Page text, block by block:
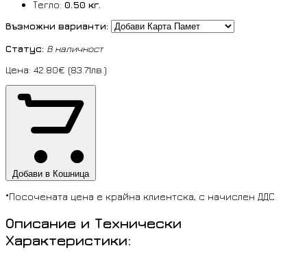
Тегло: 0.50 кг.
Възможни варианти:
Статус: В наличност
Цена: 42.80€ (83.71лв.)
Добави в Кошница
*Посочената цена е крайна клиентска, с начислен ДДС.
Описание и Технически
Характеристики: